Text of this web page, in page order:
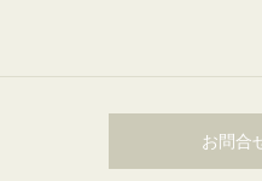
お問合